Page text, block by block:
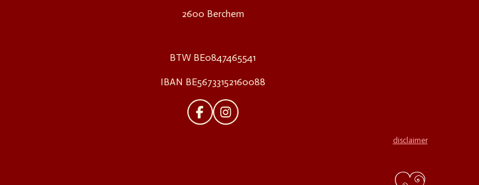
2600 Berchem
BTW BE0847465541
IBAN BE56733152160088
F
A
I
N
disclaimer